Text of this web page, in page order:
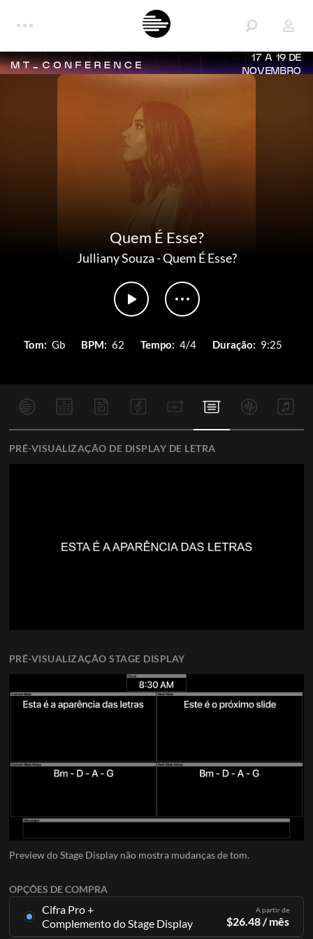
17 A 19 DE
NOVEMBRO
Quem É Esse?
Julliany Souza-Quem É Esse?
Tom: Gb BPM: 62 Tempo: 4/4 Duração: 9:25
OPÇÕES DE COMPRA
Cifra Pro +
Complemento do Stage Display
A partir de
$26.48/ mês
PRÉ-VISUALIZAÇÃO DE DISPLAY DE LETRA
PRÉ-VISUALIZAÇÃO STAGE DISPLAY
Preview do Stage Display não mostra mudanças de tom.